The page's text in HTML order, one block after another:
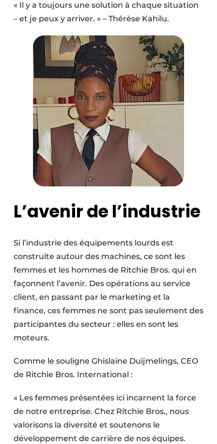
« Il y a toujours une solution à chaque situation
– et je peux y arriver. » – Thérèse Kahilu.
L’avenir de l’industrie
Si l’industrie des équipements lourds est
construite autour des machines, ce sont les
femmes et les hommes de Ritchie Bros. qui en
façonnent l’avenir. Des opérations au service
client, en passant par le marketing et la
finance, ces femmes ne sont pas seulement des
participantes du secteur : elles en sont les
moteurs.
Comme le souligne Ghislaine Duijmelings, CEO
de Ritchie Bros. International :
« Les femmes présentées ici incarnent la force
de notre entreprise. Chez Ritchie Bros., nous
valorisons la diversité et soutenons le
développement de carrière de nos équipes.